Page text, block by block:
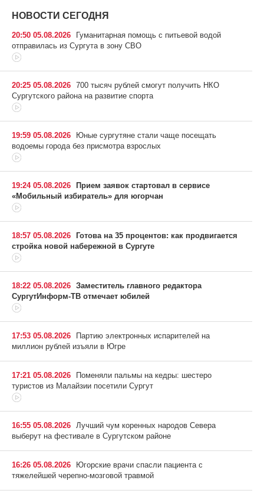
НОВОСТИ СЕГОДНЯ
20:50 05.08.2026
Гуманитарная помощь с питьевой водой
отправилась из Сургута в зону СВО
20:25 05.08.2026 700 тысяч рублей смогут получить НКО
Сургутского района на развитие спорта
19:59 05.08.2026
Юные сургутяне стали чаще посещать
водоемы города без присмотра взрослых
19:24 05.08.2026 Прием заявок стартовал в сервисе
«Мобильный избиратель» для югорчан
18:57 05.08.2026 Готова на 35 процентов: как продвигается
стройка новой набережной в Сургуте
18:22 05.08.2026 Заместитель главного редактора
СургутИнформ-ТВ отмечает юбилей
17:53 05.08.2026
Партию электронных испарителей на
миллион рублей изъяли в Югре
17:21 05.08.2026
Поменяли пальмы на кедры: шестеро
туристов из Малайзии посетили Сургут
16:55 05.08.2026
Лучший чум коренных народов Севера
выберут на фестивале в Сургутском районе
16:26 05.08.2026
Югорские врачи спасли пациента с
тяжелейшей черепно-мозговой травмой